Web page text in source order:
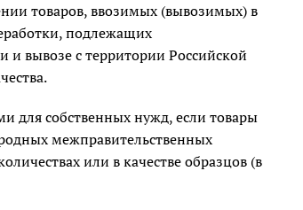
товаров, ввозимых (вывозимых) в
подлежащих
и вывозе с территории Российской
для собственных нужд, если товары
межправительственных
или в качестве образцов (в